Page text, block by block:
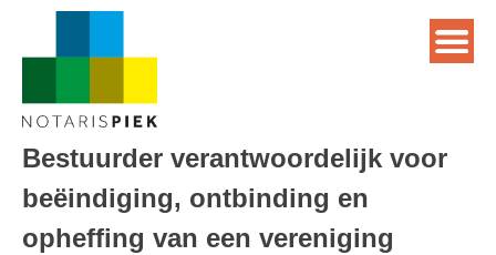
Bestuurder verantwoordelijk voor
beëindiging, ontbinding en
opheffing van een vereniging